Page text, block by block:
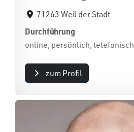
71263 Weil der Stadt
Durchführung
online, persönlich, telefonisch
zum Profil